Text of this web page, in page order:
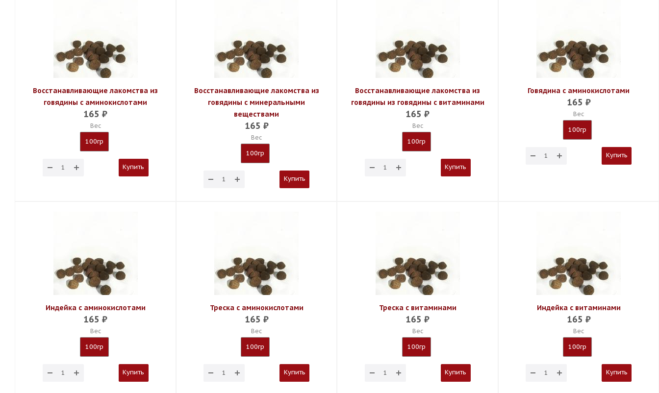
Восстанавливающие лакомства из
говядины с аминокислотами
165 ₽
Вес
100гр
Купить
Восстанавливающие лакомства из
говядины с минеральными
веществами
165 ₽
Вес
100гр
Купить
Восстанавливающие лакомства из
говядины из говядины с витаминами
165 ₽
Вес
100гр
Купить
Говядина с аминокислотами
165 ₽
Вес
100гр
Купить
Индейка с аминокислотами
165 ₽
Вес
100гр
Купить
Треска с аминокислотами
165 ₽
Вес
100гр
Купить
Треска с витаминами
165 ₽
Вес
100гр
Купить
Индейка с витаминами
165 ₽
Вес
100гр
Купить